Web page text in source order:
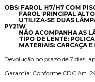
OBS: FAROL H7/H7 COM
FAROL PRINCIPAL ALTO
UTILIZA-SE DUAS
PY21W
NÃO ACOMPANHA AS
TIPO DE LENTE:
MATERIAIS: CARCAÇA E
Devolução no prazo de 7 dias,
Garantia: Conforme CDC Art.